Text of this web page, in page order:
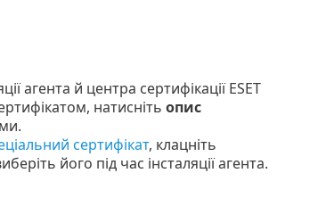
агента й центра сертифікації ESET
натисніть опис
сертифікат, клацніть
його під час інсталяції агента.